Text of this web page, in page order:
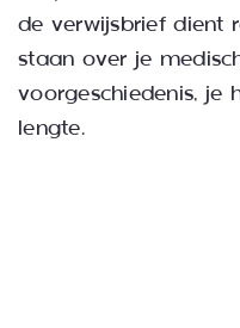
de verwijsbrief dient
staan over je
voorgeschiedenis, je
lengte.